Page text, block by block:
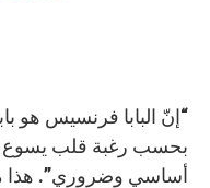
“إنّ البابا فرنسيس هو
بحسب رغبة قلب يسوع
أساسي وضروري”. هذا ما